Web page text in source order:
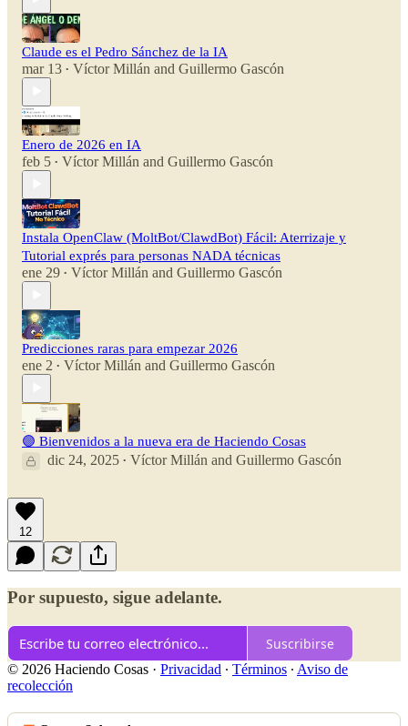
Claude es el Pedro Sánchez de la IA
mar 13 • Víctor Millán and Guillermo Gascón
Enero de 2026 en IA
feb 5 • Víctor Millán and Guillermo Gascón
Instala OpenClaw (MoltBot/ClawdBot) Fácil: Aterrizaje y
Tutorial exprés para personas NADA técnicas
ene 29 • Víctor Millán and Guillermo Gascón
Predicciones raras para empezar 2026
ene 2 • Víctor Millán and Guillermo Gascón
🟣 Bienvenidos a la nueva era de Haciendo Cosas
dic 24, 2025 • Víctor Millán and Guillermo Gascón
12
Por supuesto, sigue adelante.
Suscribirse
© 2026 Haciendo Cosas · Privacidad ∙ Términos ∙ Aviso de
recolección